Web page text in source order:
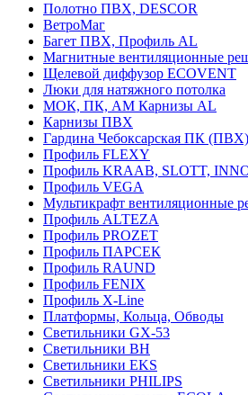
Полотно ПВХ, DESCOR
ВетроМаг
Багет ПВХ, Профиль AL
Магнитные вентиляционные
Щелевой диффузор ECOVENT
Люки для натяжного потолка
МОК, ПК, АМ Карнизы AL
Карнизы ПВХ
Гардина Чебоксарская ПК (ПВХ)
Профиль FLEXY
Профиль KRAAB, SLOTT,
Профиль VEGA
Мультикрафт вентиляционные
Профиль ALTEZA
Профиль PROZET
Профиль ПАРСЕК
Профиль RAUND
Профиль FENIX
Профиль Х-Line
Платформы, Кольца, Обводы
Светильники GX-53
Светильники BH
Светильники EKS
Светильники PHILIPS